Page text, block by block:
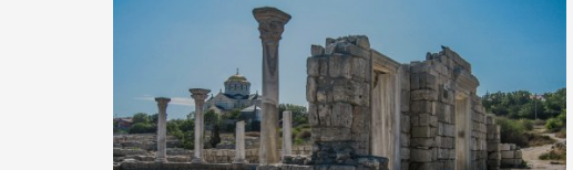
візантійської доби. Раритети викрадені з фондів об’єкту
культурної спадщини ЮНЕСКО «Херсонеса Таврійського».
Офіційно – на виставку «Золото Візантії», але експерти та
влада в Україні вважають це лише […]